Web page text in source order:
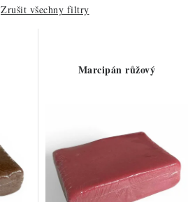
Zrušit všechny filtry
Marcipán růžový